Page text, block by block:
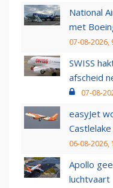
National
met
07-08-2026,
SWISS
afscheid
07-08-
easyJet
06-08-2026,
Apollo
luchtvaart